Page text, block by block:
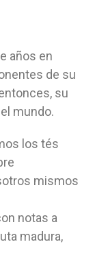
años en
de su
su
mundo.
los tés
mismos
notas a
madura,